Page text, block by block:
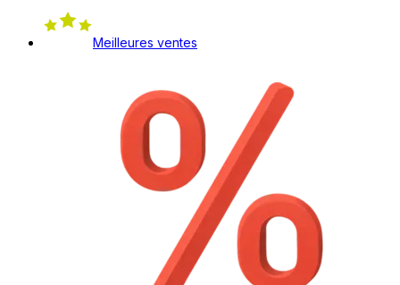
Meilleures ventes